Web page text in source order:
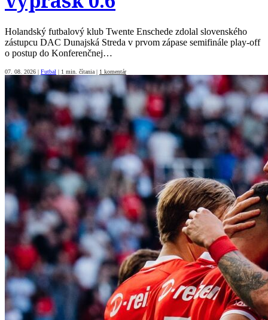
Holandský futbalový klub Twente Enschede zdolal slovenského
zástupcu DAC Dunajská Streda v prvom zápase semifinále play-off
o postup do Konferenčnej…
07. 08. 2026 | Futbal | 1 min. čítania | 1 komentár